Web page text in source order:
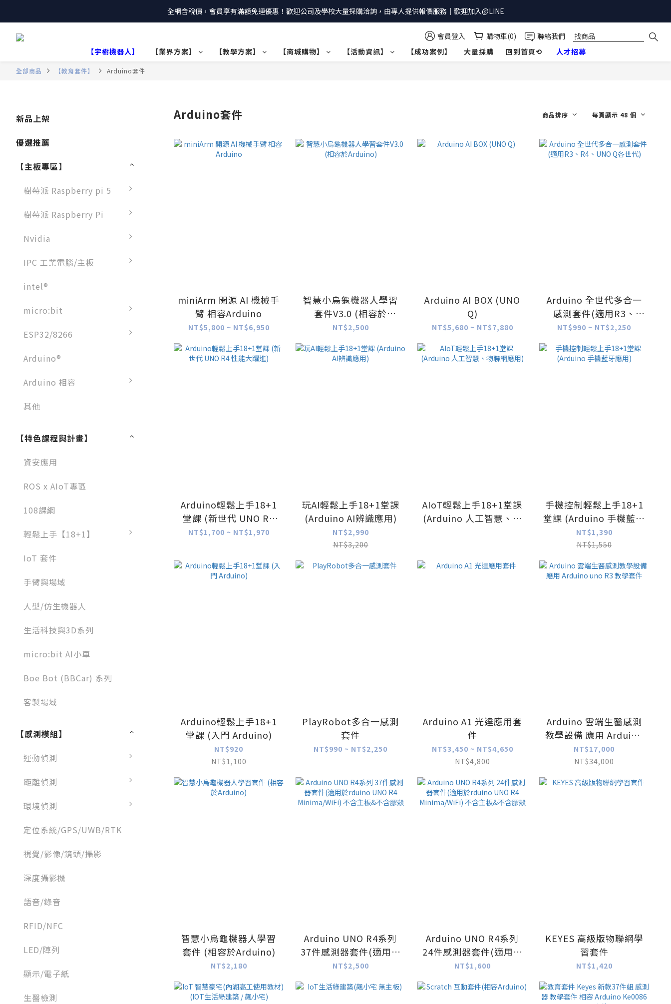
全網含稅價，會員享有滿額免運優惠！歡迎公司及學校大量採購洽詢，由專人提供報價服務｜歡迎加入@LINE
會員登入 購物車(0)
聯絡我們
【宇樹機器人】
【業界方案】 【教學方案】 【商城購物】 【活動資訊】 【成功案例】 大量採購 回到首頁⟲ 人才招募
全部商品 【教育套件】 Arduino套件
新品上架
優選推薦
【主板專區】
樹莓派 Raspberry pi 5
樹莓派 Raspberry Pi
Nvidia
IPC 工業電腦/主板
intel®
micro:bit
ESP32/8266
Arduino®
Arduino 相容
其他
【特色課程與計畫】
資安應用
ROS x AIoT專區
108課綱
輕鬆上手【18+1】
IoT 套件
手臂與場域
人型/仿生機器人
生活科技與3D系列
micro:bit AI小車
Boe Bot (BBCar) 系列
客製場域
【感測模組】
運動偵測
距離偵測
環境偵測
定位系統/GPS/UWB/RTK
視覺/影像/鏡頭/攝影
深度攝影機
語音/錄音
RFID/NFC
LED/陣列
顯示/電子紙
生醫檢測
Arduino套件 商品排序 每頁顯示 48 個
miniArm 開源 AI 機械手
臂 相容Arduino
NT$5,800 ~ NT$6,950
智慧小烏龜機器人學習
套件V3.0 (相容於
Arduino)
NT$2,500
Arduino AI BOX (UNO
Q)
NT$5,680 ~ NT$7,880
Arduino 全世代多合一
感測套件(適用R3、
R4、UNO Q各世代)
NT$990 ~ NT$2,250
Arduino輕鬆上手18+1
堂課 (新世代 UNO R4
性能大躍進)
NT$1,700 ~ NT$1,970
玩AI輕鬆上手18+1堂課
(Arduino AI辨識應用)
NT$2,990
NT$3,200
AIoT輕鬆上手18+1堂課
(Arduino 人工智慧、物
手機控制輕鬆上手18+1
堂課 (Arduino 手機藍牙
應用)
NT$1,390
NT$1,550
Arduino輕鬆上手18+1
堂課 (入門 Arduino)
NT$920
NT$1,100
PlayRobot多合一感測
套件
NT$990 ~ NT$2,250
Arduino A1 光達應用套
件
NT$3,450 ~ NT$4,650
NT$4,800
Arduino 雲端生醫感測
教學設備 應用 Arduino
uno R3 教學套件
NT$17,000
NT$34,000
智慧小烏龜機器人學習
套件 (相容於Arduino)
NT$2,180
Arduino UNO R4系列
37件感測器套件(適用於
rduino UNO R4
Minima/WiFi) 不含主板
&不含膠殼
NT$2,500
Arduino UNO R4系列
24件感測器套件(適用於
rduino UNO R4
Minima/WiFi) 不含主板
&不含膠殼
NT$1,600
KEYES 高級版物聯網學
習套件
NT$1,420